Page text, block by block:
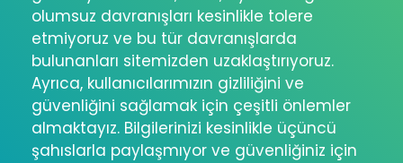
olumsuz davranışları kesinlikle tolere
etmiyoruz ve bu tür davranışlarda
bulunanları sitemizden uzaklaştırıyoruz.
Ayrıca, kullanıcılarımızın gizliliğini ve
güvenliğini sağlamak için çeşitli önlemler
almaktayız. Bilgilerinizi kesinlikle üçüncü
şahıslarla paylaşmıyor ve güvenliğiniz için